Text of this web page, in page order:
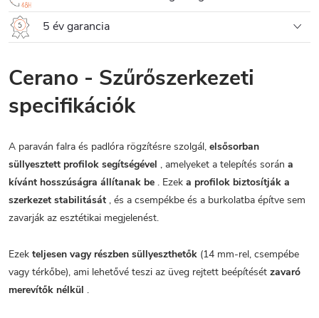
5 év garancia
Cerano - Szűrőszerkezeti
specifikációk
A paraván falra és padlóra rögzítésre szolgál, elsősorban
süllyesztett profilok segítségével , amelyeket a telepítés során a
kívánt hosszúságra állítanak be . Ezek a profilok biztosítják a
szerkezet stabilitását , és a csempékbe és a burkolatba építve sem
zavarják az esztétikai megjelenést.
Ezek teljesen vagy részben süllyeszthetők (14 mm-rel, csempébe
vagy térkőbe), ami lehetővé teszi az üveg rejtett beépítését zavaró
merevítők nélkül .